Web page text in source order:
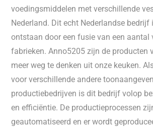
voedingsmiddelen met verschillende
Nederland. Dit echt Nederlandse bedrijf
ontstaan door een fusie van een aantal
fabrieken. Anno5205 zijn de producten
meer weg te denken uit onze keuken.
voor verschillende andere
productiebedrijven is dit bedrijf volop
en efficiëntie. De productieprocessen
geautomatiseerd en er wordt